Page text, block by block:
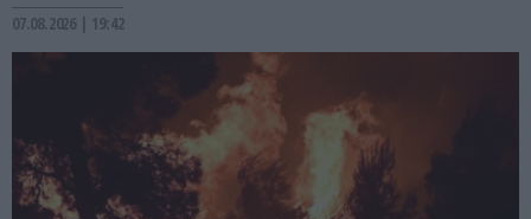
07.08.2026 | 19:42